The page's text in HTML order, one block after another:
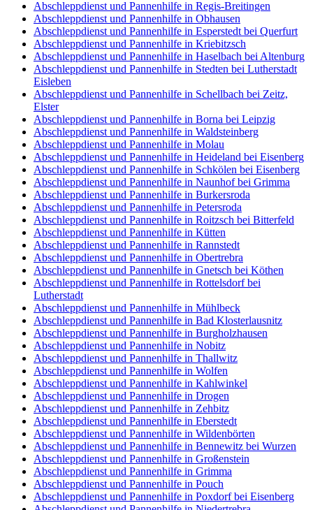
Abschleppdienst und Pannenhilfe in Regis-Breitingen
Abschleppdienst und Pannenhilfe in Obhausen
Abschleppdienst und Pannenhilfe in Esperstedt bei Querfurt
Abschleppdienst und Pannenhilfe in Kriebitzsch
Abschleppdienst und Pannenhilfe in Haselbach bei Altenburg
Abschleppdienst und Pannenhilfe in Stedten bei Lutherstadt
Eisleben
Abschleppdienst und Pannenhilfe in Schellbach bei Zeitz,
Elster
Abschleppdienst und Pannenhilfe in Borna bei Leipzig
Abschleppdienst und Pannenhilfe in Waldsteinberg
Abschleppdienst und Pannenhilfe in Molau
Abschleppdienst und Pannenhilfe in Heideland bei Eisenberg
Abschleppdienst und Pannenhilfe in Schkölen bei Eisenberg
Abschleppdienst und Pannenhilfe in Naunhof bei Grimma
Abschleppdienst und Pannenhilfe in Burkersroda
Abschleppdienst und Pannenhilfe in Petersroda
Abschleppdienst und Pannenhilfe in Roitzsch bei Bitterfeld
Abschleppdienst und Pannenhilfe in Kütten
Abschleppdienst und Pannenhilfe in Rannstedt
Abschleppdienst und Pannenhilfe in Obertrebra
Abschleppdienst und Pannenhilfe in Gnetsch bei Köthen
Abschleppdienst und Pannenhilfe in Rottelsdorf bei
Lutherstadt
Abschleppdienst und Pannenhilfe in Mühlbeck
Abschleppdienst und Pannenhilfe in Bad Klosterlausnitz
Abschleppdienst und Pannenhilfe in Burgholzhausen
Abschleppdienst und Pannenhilfe in Nobitz
Abschleppdienst und Pannenhilfe in Thallwitz
Abschleppdienst und Pannenhilfe in Wolfen
Abschleppdienst und Pannenhilfe in Kahlwinkel
Abschleppdienst und Pannenhilfe in Drogen
Abschleppdienst und Pannenhilfe in Zehbitz
Abschleppdienst und Pannenhilfe in Eberstedt
Abschleppdienst und Pannenhilfe in Wildenbörten
Abschleppdienst und Pannenhilfe in Bennewitz bei Wurzen
Abschleppdienst und Pannenhilfe in Großenstein
Abschleppdienst und Pannenhilfe in Grimma
Abschleppdienst und Pannenhilfe in Pouch
Abschleppdienst und Pannenhilfe in Poxdorf bei Eisenberg